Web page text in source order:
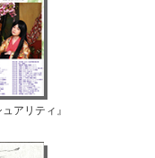
アリティ』